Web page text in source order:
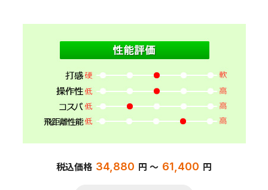
税込価格 34,880 円 ～ 61,400 円